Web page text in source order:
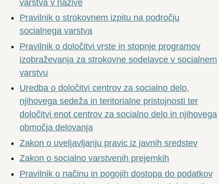
varstva v nazive
Pravilnik o strokovnem izpitu na področju
socialnega varstva
Pravilnik o določitvi vrste in stopnje programov
izobraževanja za strokovne sodelavce v socialnem
varstvu
Uredba o določitvi centrov za socialno delo,
njihovega sedeža in teritorialne pristojnosti ter
določitvi enot centrov za socialno delo in njihovega
območja delovanja
Zakon o uveljavljanju pravic iz javnih sredstev
Zakon o socialno varstvenih prejemkih
Pravilnik o načinu in pogojih dostopa do podatkov